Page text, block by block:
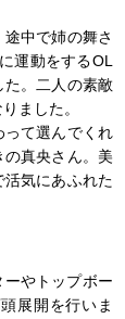
中で姉の舞さ
運動をするOL
た。二人の素敵
ました。
て選んでくれ
の真央さん。美
気にあふれた
やトップボー
展開を行いま